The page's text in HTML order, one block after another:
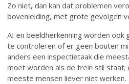
Zo niet, dan kan dat problemen
bovenleiding, met grote gevolgen
AI en beeldherkenning worden ook
te controleren of er geen bouten
anders een inspectietaak die
moet worden als de trein stil staat;
meeste mensen liever niet werken.